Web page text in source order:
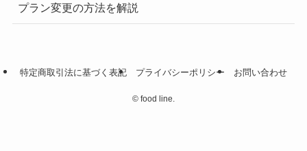
プラン変更の方法を解説
特定商取引法に基づく表記 プライバシーポリシー お問い合わせ
© food line.